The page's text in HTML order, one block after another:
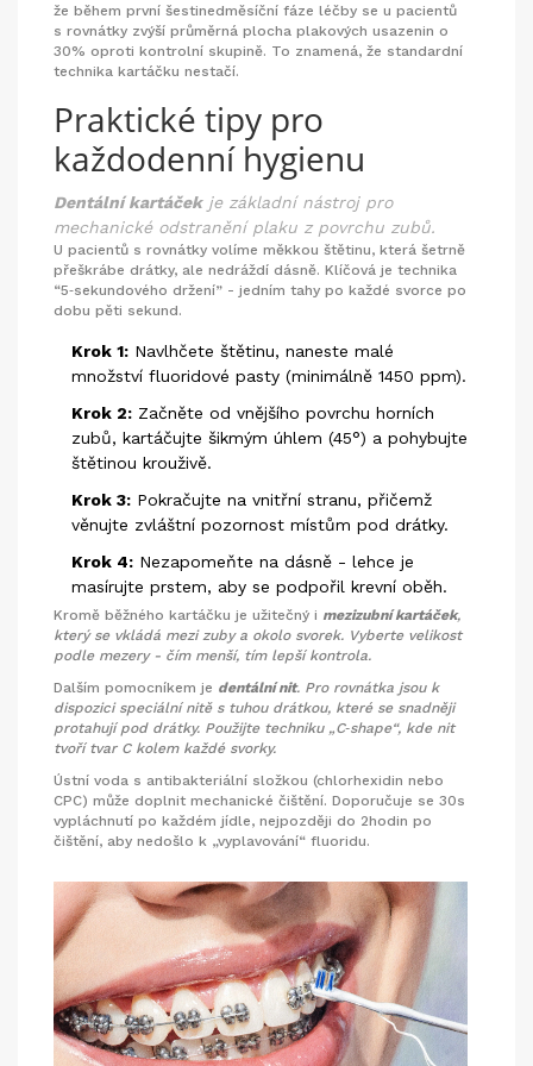
že během první šestinedměsíční fáze léčby se u pacientů
s rovnátky zvýší průměrná plocha plakových usazenin o
30% oproti kontrolní skupině. To znamená, že standardní
technika kartáčku nestačí.
Praktické tipy pro
každodenní hygienu
Dentální kartáčekje základní nástroj pro
mechanické odstranění plaku z povrchu zubů.
U pacientů s rovnátky volíme měkkou štětinu, která šetrně
přeškrábe drátky, ale nedráždí dásně. Klíčová je technika
“5‑sekundového držení” - jedním tahy po každé svorce po
dobu pěti sekund.
Krok 1: Navlhčete štětinu, naneste malé
množství fluoridové pasty (minimálně 1450 ppm).
Krok 2: Začněte od vnějšího povrchu horních
zubů, kartáčujte šikmým úhlem (45°) a pohybujte
štětinou krouživě.
Krok 3: Pokračujte na vnitřní stranu, přičemž
věnujte zvláštní pozornost místům pod drátky.
Krok 4: Nezapomeňte na dásně - lehce je
masírujte prstem, aby se podpořil krevní oběh.
Kromě běžného kartáčku je užitečný i mezizubní kartáček,
který se vkládá mezi zuby a okolo svorek. Vyberte velikost
podle mezery - čím menší, tím lepší kontrola.
Dalším pomocníkem je dentální nit. Pro rovnátka jsou k
dispozici speciální nitě s tuhou drátkou, které se snadněji
protahují pod drátky. Použijte techniku „C‑shape“, kde nit
tvoří tvar C kolem každé svorky.
Ústní voda s antibakteriální složkou (chlorhexidin nebo
CPC) může doplnit mechanické čištění. Doporučuje se 30s
vypláchnutí po každém jídle, nejpozději do 2hodin po
čištění, aby nedošlo k „vyplavování“ fluoridu.